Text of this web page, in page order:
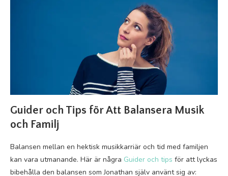
Guider och Tips för Att Balansera Musik
och Familj
Balansen mellan en hektisk musikkarriär och tid med familjen
kan vara utmanande. Här är några Guider och tips för att lyckas
bibehålla den balansen som Jonathan själv använt sig av: